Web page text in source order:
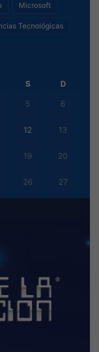
Microsoft
Tecnológicas
S D
5 6
12 13
19 20
26 27